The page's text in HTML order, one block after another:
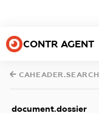
CONTR AGENT
CAHEADER.SEARCH
document.dossier